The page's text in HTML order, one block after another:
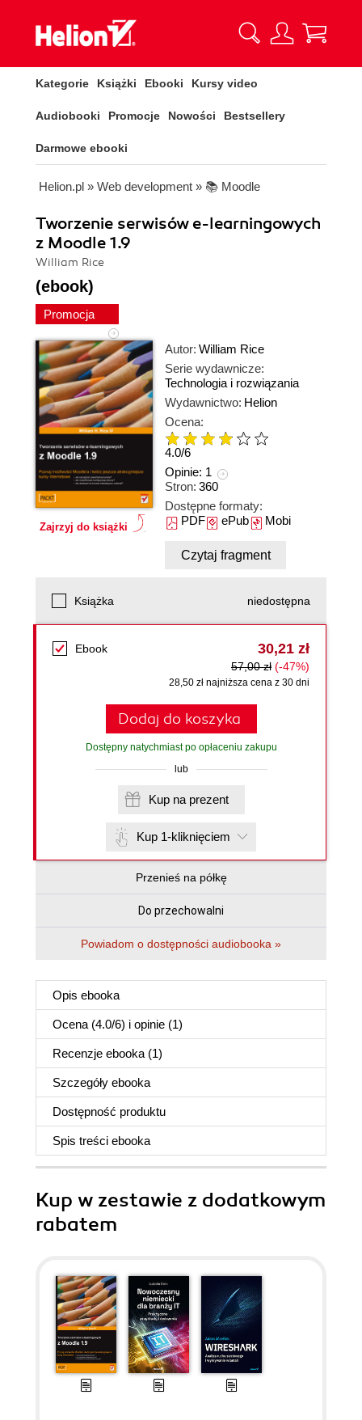
Kategorie Książki Ebooki Kursy video
Audiobooki Promocje Nowości Bestsellery
Darmowe ebooki
Helion.pl » Web development » 📚 Moodle
Tworzenie serwisów e-learningowych
z Moodle 1.9
William Rice
(ebook)
Promocja
Zajrzyj do książki
Autor: William Rice
Serie wydawnicze:
Technologia i rozwiązania
Wydawnictwo: Helion
Ocena:
4.0/6
Opinie: 1
Stron: 360
Dostępne formaty:
PDFePubMobi
Czytaj fragment
Książka niedostępna
Ebook 30,21 zł
57,00 zł (-47%)
28,50 zł najniższa cena z 30 dni
Dodaj do koszyka
Dostępny natychmiast po opłaceniu zakupu
lub
Kup na prezent
Kup 1-kliknięciem
Przenieś na półkę
Do przechowalni
Powiadom o dostępności audiobooka »
Opis ebooka
Ocena (4.0/6) i opinie (1)
Recenzje ebooka (1)
Szczegóły ebooka
Dostępność produktu
Spis treści ebooka
Kup w zestawie z dodatkowym
rabatem